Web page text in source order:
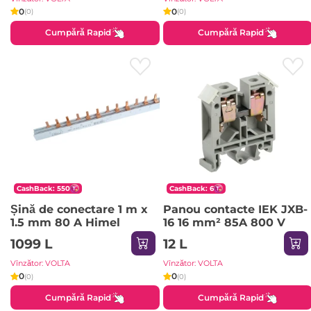
0(0)
Cumpără Rapid
0(0)
Cumpără Rapid
CashBack: 550
Șină de conectare 1 m x
1.5 mm 80 A Himel
1099 L
Vînzător: VOLTA
0(0)
Cumpără Rapid
CashBack: 6
Panou contacte IEK JXB-
16 16 mm² 85A 800 V
12 L
Vînzător: VOLTA
0(0)
Cumpără Rapid